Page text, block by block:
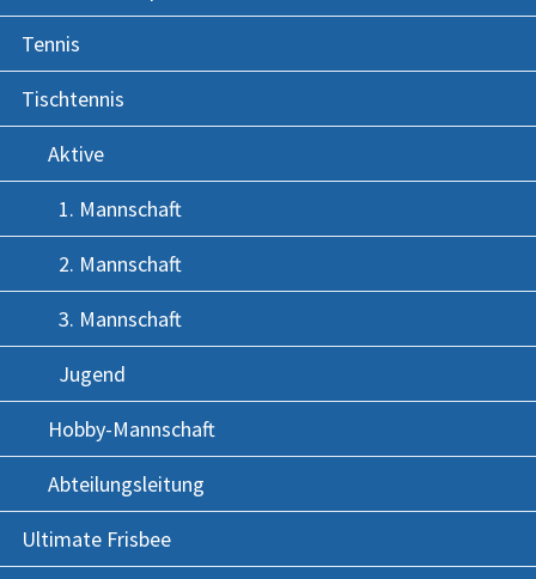
Tennis
Tischtennis
Aktive
1. Mannschaft
2. Mannschaft
3. Mannschaft
Jugend
Hobby-Mannschaft
Abteilungsleitung
Ultimate Frisbee